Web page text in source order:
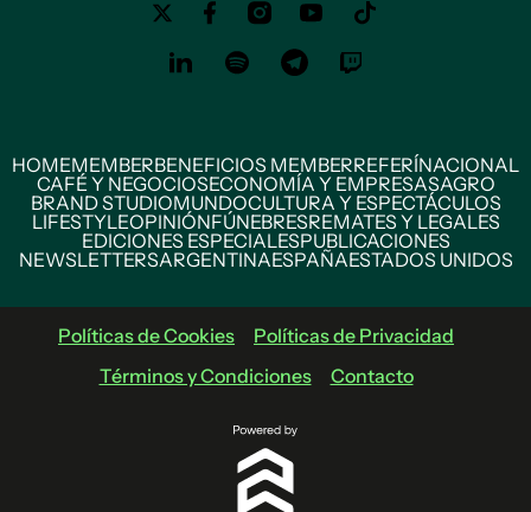
HOMEMEMBERBENEFICIOS MEMBERREFERÍNACIONAL
CAFÉ Y NEGOCIOSECONOMÍA Y EMPRESASAGRO
BRAND STUDIOMUNDOCULTURA Y ESPECTÁCULOS
LIFESTYLEOPINIÓNFÚNEBRESREMATES Y LEGALES
EDICIONES ESPECIALESPUBLICACIONES
NEWSLETTERSARGENTINAESPAÑAESTADOS UNIDOS
Políticas de Cookies
Políticas de Privacidad
Términos y Condiciones
Contacto